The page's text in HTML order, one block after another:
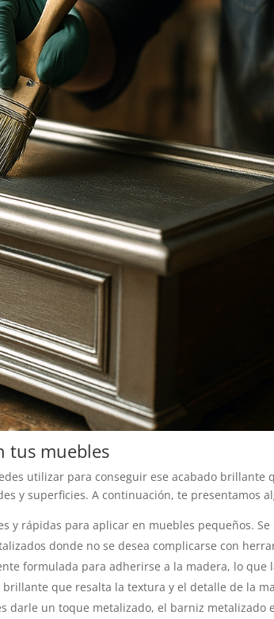
tus muebles
utilizar para conseguir ese acabado brillante
y superficies. A continuación, te presentamos
y rápidas para aplicar en muebles pequeños.
donde no se desea complicarse con
formulada para adherirse a la madera, lo que
que resalta la textura y el detalle de la
darle un toque metalizado, el barniz metalizado